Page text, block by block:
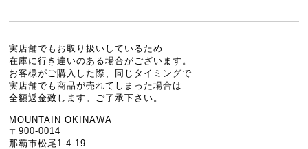
実店舗でもお取り扱いしているため
在庫に行き違いのある場合がございます。
お客様がご購入した際、同じタイミングで
実店舗でも商品が売れてしまった場合は
全額返金致します。ご了承下さい。
MOUNTAIN OKINAWA
〒900-0014
那覇市松尾1-4-19